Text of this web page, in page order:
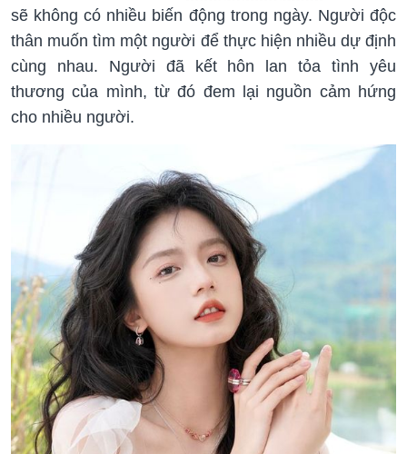
sẽ không có nhiều biến động trong ngày. Người độc
thân muốn tìm một người để thực hiện nhiều dự định
cùng nhau. Người đã kết hôn lan tỏa tình yêu
thương của mình, từ đó đem lại nguồn cảm hứng
cho nhiều người.